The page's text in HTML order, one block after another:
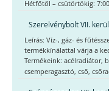
Hétfőtől – csütörtökig:
Szerelvénybolt VII.
Leírás: Víz-, gáz- és
termékkínálattal várja a
Termékeink: acélradiátor,
csemperagasztó, cső,